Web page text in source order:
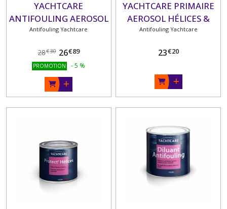
YACHTCARE
ANTIFOULING AEROSOL
HÉLICES & EMBASES
Antifouling Yachtcare
28€30 26€89
PROMOTION -5 %
YACHTCARE PRIMAIRE
AEROSOL HÉLICES &
EMBASES
Antifouling Yachtcare
23€20